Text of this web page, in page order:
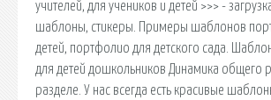
учителей, для учеников и детей >>> -
шаблоны, стикеры. Примеры шаблонов
детей, портфолио для детского сада.
для детей дошкольников Динамика общего
разделе. У нас всегда есть красивые